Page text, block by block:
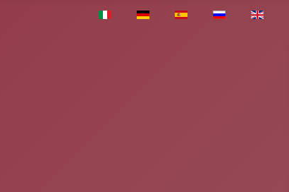
Pasirinkite savo kalbą